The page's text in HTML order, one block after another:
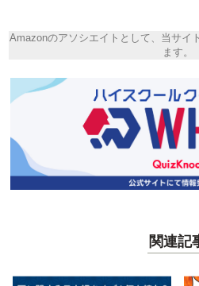
Amazonのアソシエイトとして、当サイ
ます。
関連記